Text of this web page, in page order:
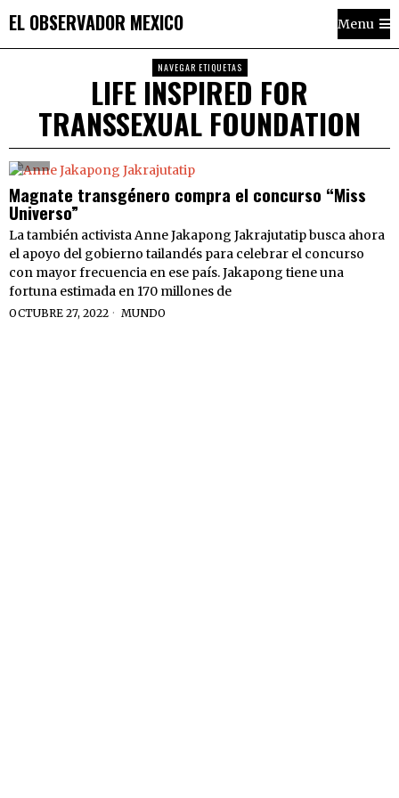
EL OBSERVADOR MEXICO Menu
NAVEGAR ETIQUETAS
LIFE INSPIRED FOR
TRANSSEXUAL FOUNDATION
Magnate transgénero compra el concurso “Miss
Universo”
La también activista Anne Jakapong Jakrajutatip busca ahora
el apoyo del gobierno tailandés para celebrar el concurso
con mayor frecuencia en ese país. Jakapong tiene una
fortuna estimada en 170 millones de
OCTUBRE 27, 2022 MUNDO